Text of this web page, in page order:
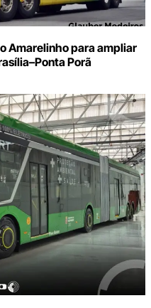
Amarelinho para ampliar
Porã